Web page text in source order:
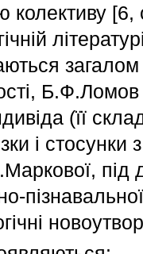
колективу
(її
і
під